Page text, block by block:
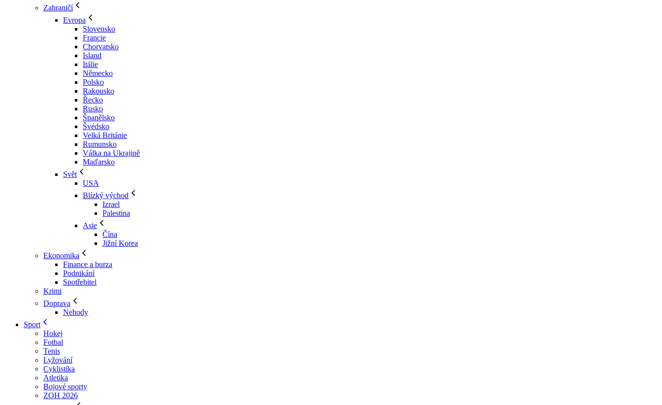
Zahraničí
Evropa
Slovensko
Francie
Chorvatsko
Island
Itálie
Německo
Polsko
Rakousko
Řecko
Rusko
Španělsko
Švédsko
Velká Británie
Rumunsko
Válka na Ukrajině
Maďarsko
Svět
USA
Blízký východ
Izrael
Palestina
Asie
Čína
Jižní Korea
Ekonomika
Finance a burza
Podnikání
Spotřebitel
Krimi
Doprava
Nehody
Sport
Hokej
Fotbal
Tenis
Lyžování
Cyklistika
Atletika
Bojové sporty
ZOH 2026